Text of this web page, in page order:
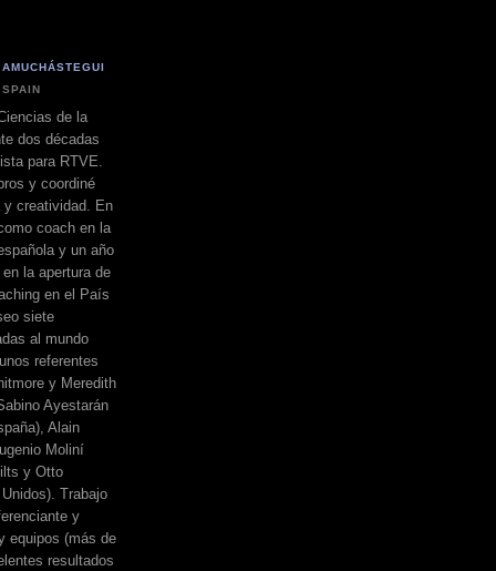
de la
dos décadas
para RTVE.
y coordiné
y creatividad. En
coach en la
y un año
la apertura de
en el País
siete
al mundo
referentes
y Meredith
Ayestarán
Alain
Moliní
y Otto
Trabajo
y
equipos (más de
resultados